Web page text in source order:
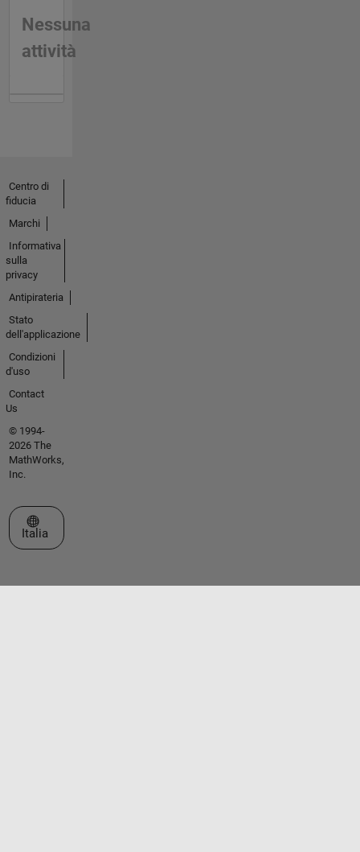
Nessuna
attività
Centro di
fiducia
Marchi
Informativa
sulla
privacy
Antipirateria
Stato
dell'applicazione
Condizioni
d'uso
Contact
Us
© 1994-
2026 The
MathWorks,
Inc.
Seleziona un sito web
Italia